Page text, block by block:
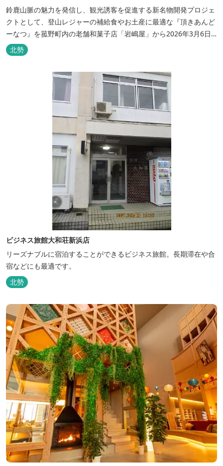
鈴鹿山脈の魅力を発信し、観光誘客を促進する新名物開発プロジェ
クトとして、登山レジャーの補給食やお土産に最適な『頂きあんど
ーなつ』を菰野町内の老舗和菓子店「岩嶋屋」から2026年3月6日
（金）より販売を開始いたしました。 ■商品コンセプト：自分だけ
の「頂き」を目指す人を応援 「山に登る目的が人それぞれであるよ
うに、仕事や人生の目標（頂き）も人それぞれ。どんな『頂き』を
目指す人も、頑...
北勢
ビジネス旅館大和荘新浜店
リーズナブルに宿泊することができるビジネス旅館。長期滞在や合
宿などにも最適です。
北勢